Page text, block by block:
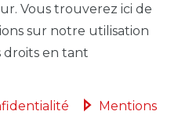
Vous trouverez ici de
sur notre utilisation
droits en tant
Mentions